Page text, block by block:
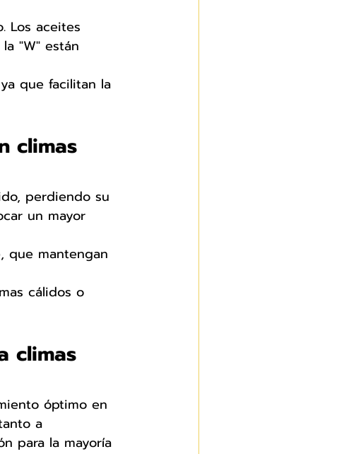
Los aceites
"W" están
que facilitan la
climas
perdiendo su
un mayor
que mantengan
cálidos o
climas
óptimo en
a
para la mayoría